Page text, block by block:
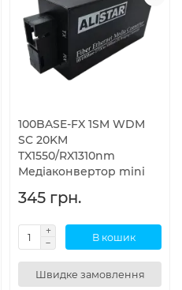
100BASE-FX 1SM WDM
SC 20KM
TX1550/RX1310nm
Медіаконвертор mini
345 грн.
В кошик
Швидке замовлення